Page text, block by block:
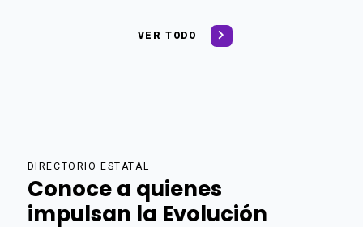
VER TODO
DIRECTORIO ESTATAL
Conoce a quienes
impulsan la Evolución